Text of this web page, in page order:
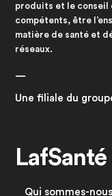
produits et le conseil
compétents, être
matière de santé et
réseaux.
—
Une filiale du
LafSanté
Qui sommes-